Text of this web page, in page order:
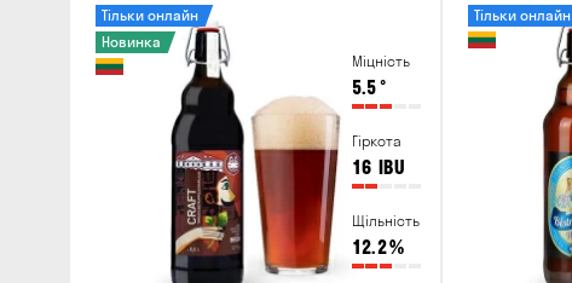
Міцність
5.5°
Гіркота
16 IBU
Щільність
12.2%
Тільки онлайн
Новинка
Тільки онлайн